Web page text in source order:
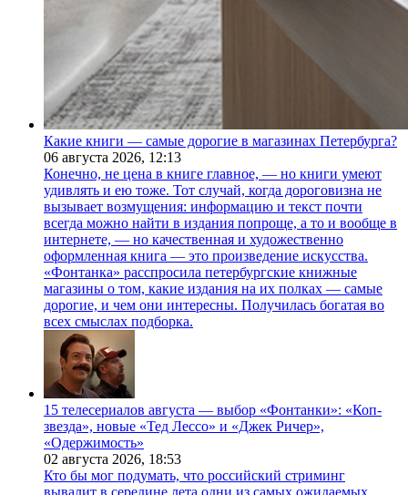
Какие книги — самые дорогие в магазинах Петербурга?
06 августа 2026, 12:13
Конечно, не цена в книге главное, — но книги умеют
удивлять и ею тоже. Тот случай, когда дороговизна не
вызывает возмущения: информацию и текст почти
всегда можно найти в издания попроще, а то и вообще в
интернете, — но качественная и художественно
оформленная книга — это произведение искусства.
«Фонтанка» расспросила петербургские книжные
магазины о том, какие издания на их полках — самые
дорогие, и чем они интересны. Получилась богатая во
всех смыслах подборка.
15 телесериалов августа — выбор «Фонтанки»: «Коп-
звезда», новые «Тед Лессо» и «Джек Ричер»,
«Одержимость»
02 августа 2026, 18:53
Кто бы мог подумать, что российский стриминг